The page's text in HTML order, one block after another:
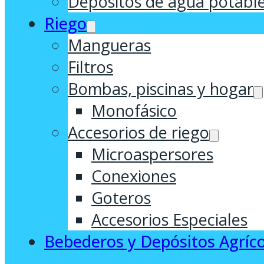
Riego
Mangueras
Filtros
Bombas, piscinas y hogar
Monofásico
Accesorios de riego
Microaspersores
Conexiones
Goteros
Accesorios Especiales
Bebederos y Depósitos